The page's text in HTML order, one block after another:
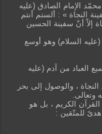
الإمام الصادق (عليه
النجاة » : ألستم أنتم
إلاّ أنّ سفينة الحسين
السلام) وهو أوسع
العباد من آدم (عليه
، والوصول إلى بحر
وتعالى.
الكريم ، بل هو
هدىً للمتّقين :